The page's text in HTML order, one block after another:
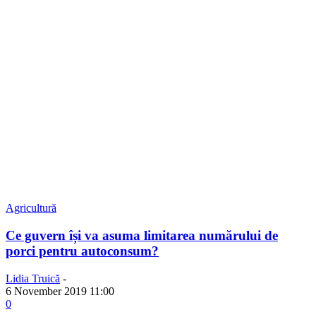
Agricultură
Ce guvern își va asuma limitarea numărului de
porci pentru autoconsum?
Lidia Truică -
6 November 2019 11:00
0